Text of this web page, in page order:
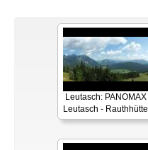
Leutasch: PANOMAX
Leutasch - Rauthhütte